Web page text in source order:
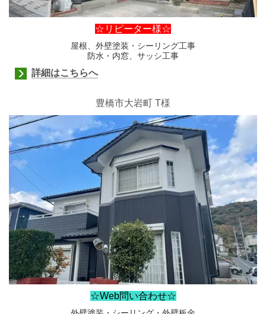
☆リピーター様☆
屋根、外壁塗装・シーリング工事
防水・内窓、サッシ工事
詳細はこちらへ
豊橋市大岩町 T様
☆Web問い合わせ☆